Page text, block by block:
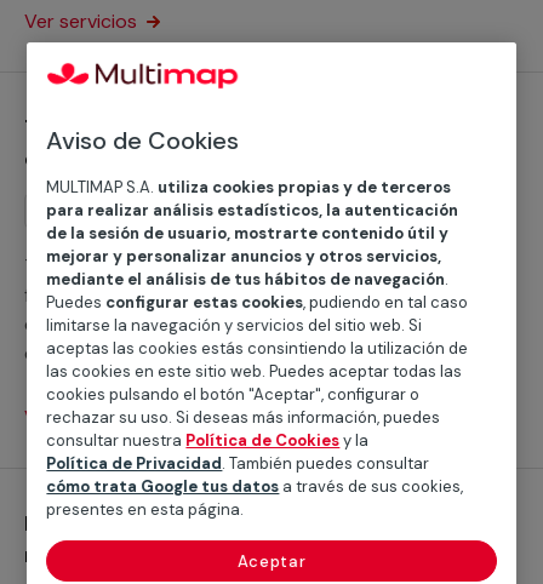
población de Cantabria está en 20,6º, por lo que quizá
es el mejor momento para climatizar tu hogar y mejorar
tu confort. Con Multimap disponemos de profesionales
cualquier instalación de climatización calor, brindamos
servicio tanto para tu casa como para tu negocio o
comunidad de vecinos.
Ver servicios
Trabajos generales y otros servicios de
climatización frío
Servicio Trabajos generales
Trabajos generales y otros servicios de climatización
frío en Alfoz de Lloredo ¿Buscas ayuda con la
climatización frío para hacer frente al verano en Alfoz
de Lloredo? Según la Agencia Estatal de Meteorología,
la temperatura media en esta población cántabra es
de 27,5° entre junio y septiembre, así que podemos
ayudarte a que el calor te dé un descanso. En Multimap
disponemos de servicios profesionales cualificados en
toda la provincia de Cantabria que realizan con éxito
cualquier instalación de sistema de aire acondicionado,
ofrecemos servicio tanto para tu hogar como para tu
Ver servicios
Instalación de aires acondicionados
multisplit
Aviso de Cookies
MULTIMAP S.A. utiliza cookies propias y de terceros
para realizar análisis estadísticos, la autenticación
de la sesión de usuario, mostrarte contenido útil y
mejorar y personalizar anuncios y otros servicios,
mediante el análisis de tus hábitos de navegación.
Puedes configurar estas cookies, pudiendo en tal caso
limitarse la navegación y servicios del sitio web. Si
aceptas las cookies estás consintiendo la utilización de
las cookies en este sitio web. Puedes aceptar todas las
cookies pulsando el botón "Aceptar", configurar o
rechazar su uso. Si deseas más información, puedes
consultar nuestra Política de Cookiesy la
Política de Privacidad. También puedes consultar
cómo trata Google tus datos a través de sus cookies,
presentes en esta página.
Aceptar